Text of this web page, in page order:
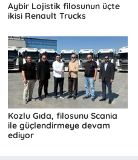
Aybir Lojistik filosunun üçte
ikisi Renault Trucks
Kozlu Gıda, filosunu Scania
ile güçlendirmeye devam
ediyor